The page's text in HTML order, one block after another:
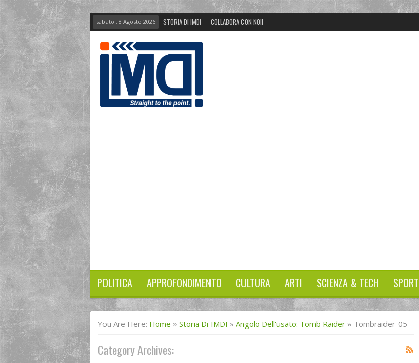
sabato , 8 Agosto 2026 STORIA DI IMDI COLLABORA CON NOI!
POLITICA APPROFONDIMENTO CULTURA ARTI SCIENZA & TECH SPORT
You Are Here: Home » Storia Di IMDI » Angolo Dell'usato: Tomb Raider » Tombraider-05
Category Archives: